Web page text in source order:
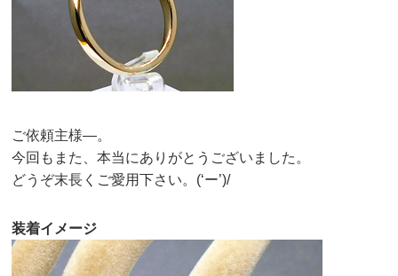
ご依頼主様—。
今回もまた、本当にありがとうございました。
どうぞ末長くご愛用下さい。(‘ー’)/
装着イメージ